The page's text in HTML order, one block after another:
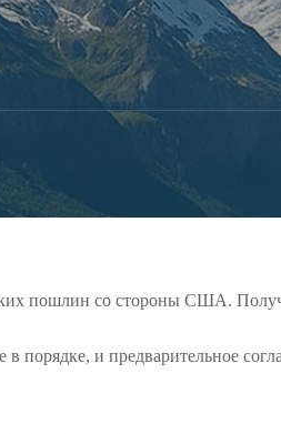
пошлин со стороны США.
порядке, и предварительное